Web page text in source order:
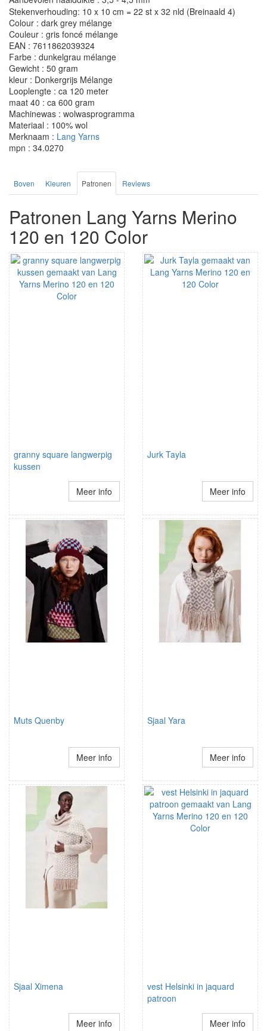
Stekenverhouding: 10 x 10 cm = 22 st x 32 nld (Breinaald 4)
Colour : dark grey mélange
Couleur : gris foncé mélange
EAN : 7611862039324
Farbe : dunkelgrau mélange
Gewicht : 50 gram
kleur : Donkergrijs Mélange
Looplengte : ca 120 meter
maat 40 : ca 600 gram
Machinewas : wolwasprogramma
Materiaal : 100% wol
Merknaam : Lang Yarns
mpn : 34.0270
Boven Kleuren Patronen Reviews
Patronen Lang Yarns Merino
120 en 120 Color
granny square langwerpig
kussen
Meer info
Jurk Tayla
Meer info
Muts Quenby
Meer info
Sjaal Yara
Meer info
Sjaal Ximena
Meer info
vest Helsinki in jaquard
patroon
Meer info